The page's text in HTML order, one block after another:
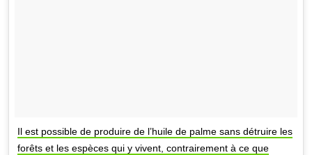
Il est possible de produire de l’huile de palme sans détruire les
forêts et les espèces qui y vivent, contrairement à ce que